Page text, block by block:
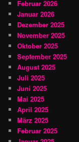
Februar 2026
Januar 2026
Dezember 2025
November 2025
Oktober 2025
September 2025
August 2025
Juli 2025
Juni 2025
Mai 2025
April 2025
März 2025
Februar 2025